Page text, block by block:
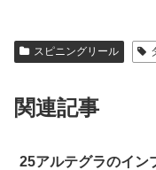
スピニングリール
関連記事
25アルテグラのイン